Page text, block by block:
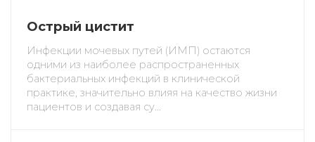
Острый цистит
Инфекции мочевых путей (ИМП) остаются
одними из наиболее распространенных
бактериальных инфекций в клинической
практике, значительно влияя на качество жизни
пациентов и создавая су...